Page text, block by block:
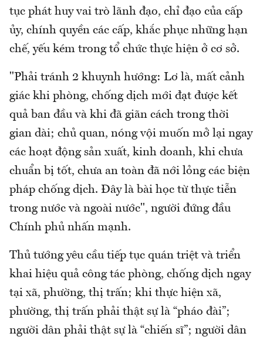
tục phát huy vai trò lãnh đạo, chỉ đạo của cấp
ủy, chính quyền các cấp, khắc phục những hạn
chế, yếu kém trong tổ chức thực hiện ở cơ sở.
"Phải tránh 2 khuynh hướng: Lơ là, mất cảnh
giác khi phòng, chống dịch mới đạt được kết
quả ban đầu và khi đã giãn cách trong thời
gian dài; chủ quan, nóng vội muốn mở lại ngay
các hoạt động sản xuất, kinh doanh, khi chưa
chuẩn bị tốt, chưa an toàn đã nới lỏng các biện
pháp chống dịch. Đây là bài học từ thực tiễn
trong nước và ngoài nước", người đứng đầu
Chính phủ nhấn mạnh.
Thủ tướng yêu cầu tiếp tục quán triệt và triển
khai hiệu quả công tác phòng, chống dịch ngay
tại xã, phường, thị trấn; khi thực hiện xã,
phường, thị trấn phải thật sự là “pháo đài”;
người dân phải thật sự là “chiến sĩ”; người dân